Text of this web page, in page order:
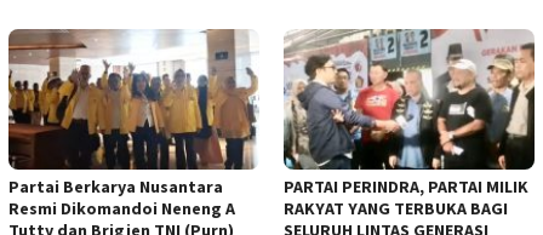
Partai Berkarya Nusantara
Resmi Dikomandoi Neneng A
Tutty dan Brigjen TNI (Purn)
PARTAI PERINDRA, PARTAI MILIK
RAKYAT YANG TERBUKA BAGI
SELURUH LINTAS GENERASI